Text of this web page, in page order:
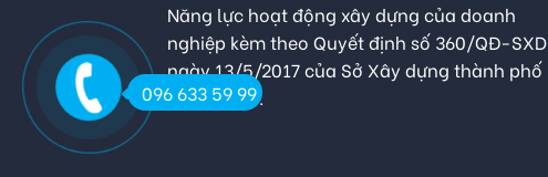
Năng lực hoạt động xây dựng của doanh
nghiệp kèm theo Quyết định số 360/QĐ-SXD
ngày 13/5/2017 của Sở Xây dựng thành phố
Hà Nội cấp.
096 633 59 99